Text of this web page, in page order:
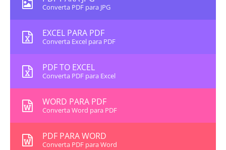
Converta PDF para JPG
EXCEL PARA PDF
Converta Excel para PDF
PDF TO EXCEL
Converta PDF para Excel
WORD PARA PDF
Converta Word para PDF
PDF PARA WORD
Converta PDF para Word